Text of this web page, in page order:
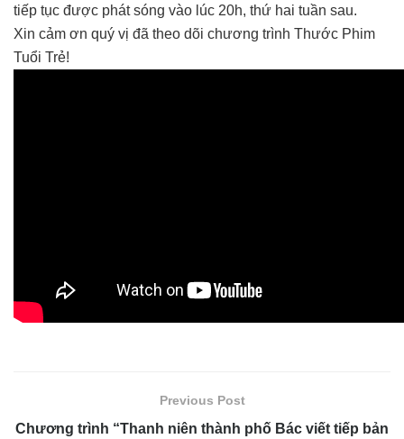
tiếp tục được phát sóng vào lúc 20h, thứ hai tuần sau.
Xin cảm ơn quý vị đã theo dõi chương trình Thước Phim
Tuổi Trẻ!
Previous Post
Chương trình “Thanh niên thành phố Bác viết tiếp bản